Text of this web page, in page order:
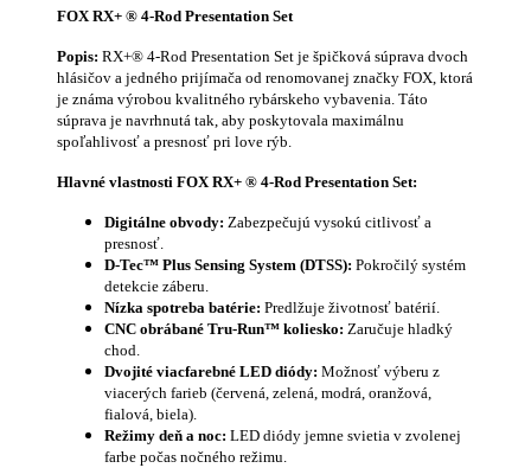
FOX RX+ ® 4-Rod Presentation Set
Popis: RX+® 4-Rod Presentation Set je špičková súprava dvoch
hlásičov a jedného prijímača od renomovanej značky FOX, ktorá
je známa výrobou kvalitného rybárskeho vybavenia. Táto
súprava je navrhnutá tak, aby poskytovala maximálnu
spoľahlivosť a presnosť pri love rýb.
Hlavné vlastnosti FOX RX+ ® 4-Rod Presentation Set:
Digitálne obvody: Zabezpečujú vysokú citlivosť a
presnosť.
D-Tec™ Plus Sensing System (DTSS): Pokročilý systém
detekcie záberu.
Nízka spotreba batérie: Predlžuje životnosť batérií.
CNC obrábané Tru-Run™ koliesko: Zaručuje hladký
chod.
Dvojité viacfarebné LED diódy: Možnosť výberu z
viacerých farieb (červená, zelená, modrá, oranžová,
fialová, biela).
Režimy deň a noc: LED diódy jemne svietia v zvolenej
farbe počas nočného režimu.